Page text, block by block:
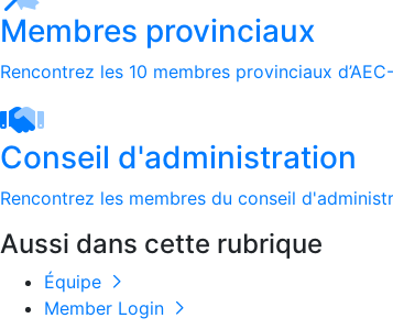
Membres provinciaux
Rencontrez les 10 membres provinciaux
Conseil d'administration
Rencontrez les membres du conseil
Aussi dans cette rubrique
Équipe
Member Login